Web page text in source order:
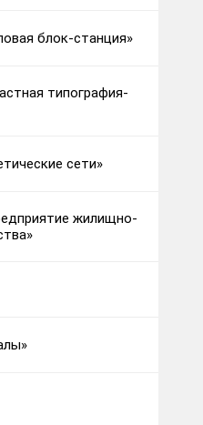
блок-станция»
типография-
сети»
жилищно-